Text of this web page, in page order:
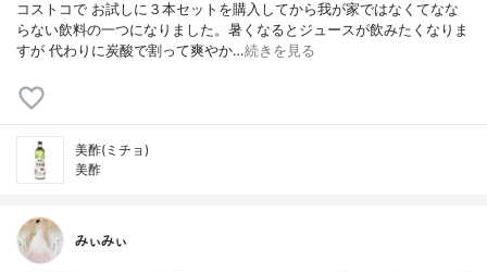
コストコで お試しに３本セットを購入してから我が家ではなくてなな
らない飲料の一つになりました。暑くなるとジュースが飲みたくなりま
すが 代わりに炭酸で割って爽やか…続きを見る
美酢(ミチョ)
美酢
みぃみぃ